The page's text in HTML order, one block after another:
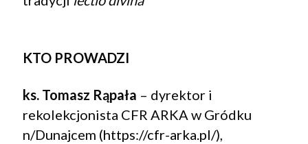
KTO PROWADZI
ks. Tomasz Rąpała – dyrektor i
rekolekcjonista CFR ARKA w Gródku
n/Dunajcem (https://cfr-arka.pl/),